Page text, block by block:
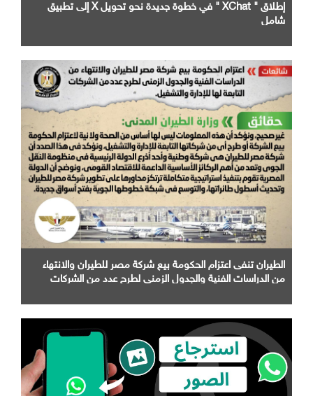
إطلاق " XChat " في خطوة جديدة نحو تحويل X إلى تطبيق
شامل
الطيران تنفى اعتزام الحكومة بيع شركة مصر للطيران والانتهاء
من الدراسات الفنية والجدول الزمني لطرح عدد من الشركات